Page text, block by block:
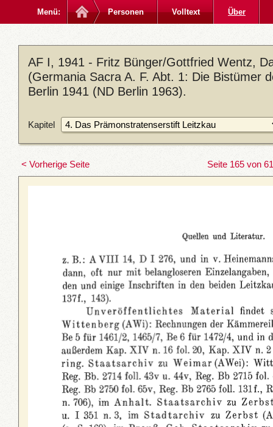
Menü: Personen Volltext Über
AF I, 1941 - Fritz Bünger/Gottfried Wentz,
(Germania Sacra A. F. Abt. 1: Die Bistümer
Berlin 1941 (ND Berlin 1963).
Kapitel
< Vorherige Seite Seite 165 von